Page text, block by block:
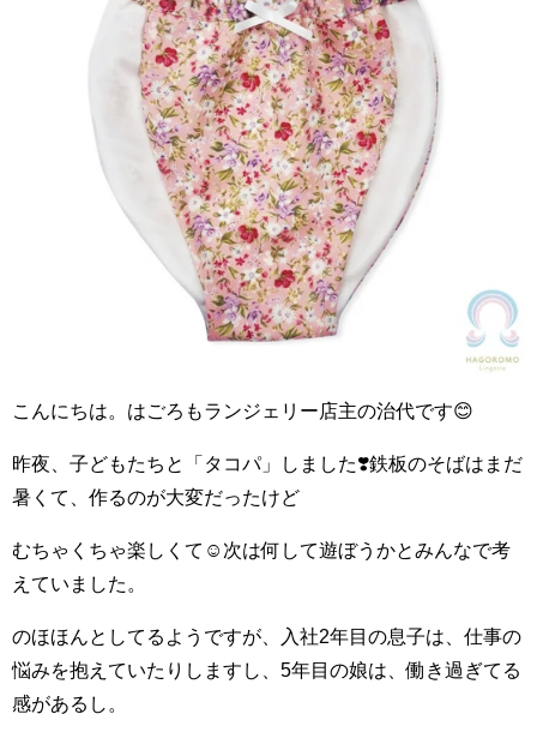
こんにちは。はごろもランジェリー店主の治代です😊
昨夜、子どもたちと「タコパ」しました❣️鉄板のそばはまだ
暑くて、作るのが大変だったけど
むちゃくちゃ楽しくて☺️次は何して遊ぼうかとみんなで考
えていました。
のほほんとしてるようですが、入社2年目の息子は、仕事の
悩みを抱えていたりしますし、5年目の娘は、働き過ぎてる
感があるし。